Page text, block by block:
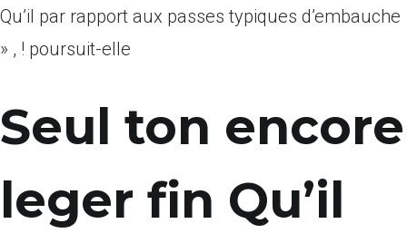
Qu’il par rapport aux passes typiques d’embauche
» , ! poursuit-elle
Seul ton encore
leger fin Qu’il